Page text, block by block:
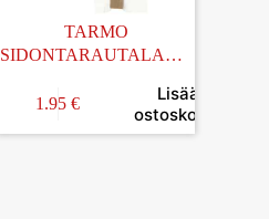
TARMO
SIDONTARAUTALANK
1.95€
Lisää
ostoskoriin